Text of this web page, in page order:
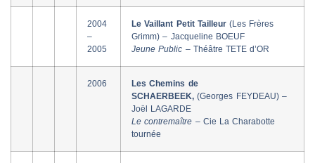
2004
–
2005
Le Vaillant Petit Tailleur(Les Frères
Grimm) – Jacqueline BOEUF
Jeune Public – Théâtre TETE d’OR
2006
Les Chemins de
SCHAERBEEK, (Georges FEYDEAU) –
Joël LAGARDE
Le contremaître – Cie La Charabotte
tournée